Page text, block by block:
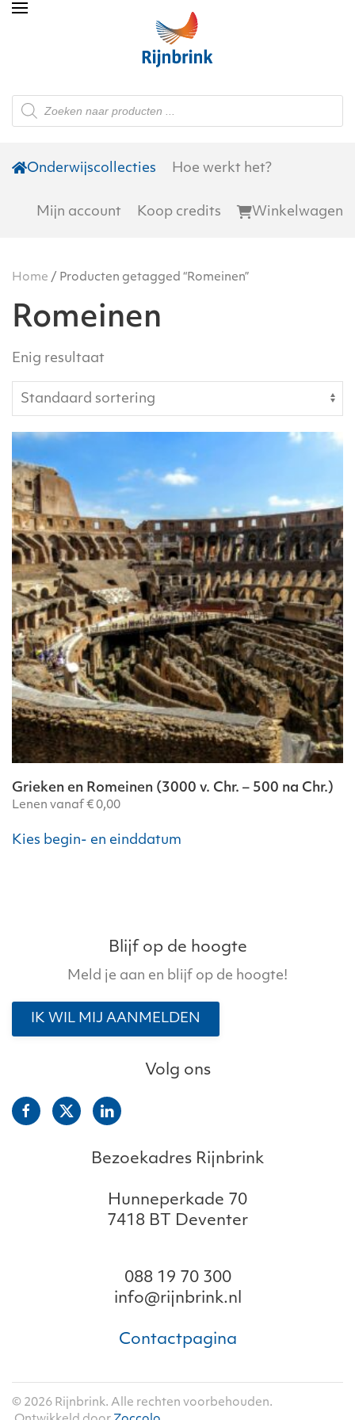
Skip to main content
Producten
zoeken
Onderwijscollecties Hoe werkt het?
Mijn account Koop credits Winkelwagen
Home / Producten getagged “Romeinen”
Romeinen
Enig resultaat
Grieken en Romeinen (3000 v. Chr. – 500 na Chr.)
Lenen vanaf € 0,00
Kies begin- en einddatum
optie
gekozen
worden
op
Blijf op de hoogte
Meld je aan en blijf op de hoogte!
IK WIL MIJ AANMELDEN
Volg ons
Bezoekadres Rijnbrink
Hunneperkade 70
7418 BT Deventer
088 19 70 300
info@rijnbrink.nl
Contactpagina
© 2026 Rijnbrink. Alle rechten voorbehouden.